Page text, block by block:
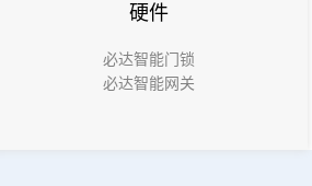
硬件
必达智能门锁
必达智能网关